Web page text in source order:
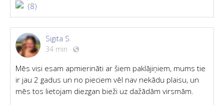
(8)
Sigita S.
34 min ·
Mēs visi esam apmierināti ar šiem paklājiņiem, mums tie
ir jau 2 gadus un no pieciem vēl nav nekādu plaisu, un
mēs tos lietojam diezgan bieži uz dažādām virsmām.